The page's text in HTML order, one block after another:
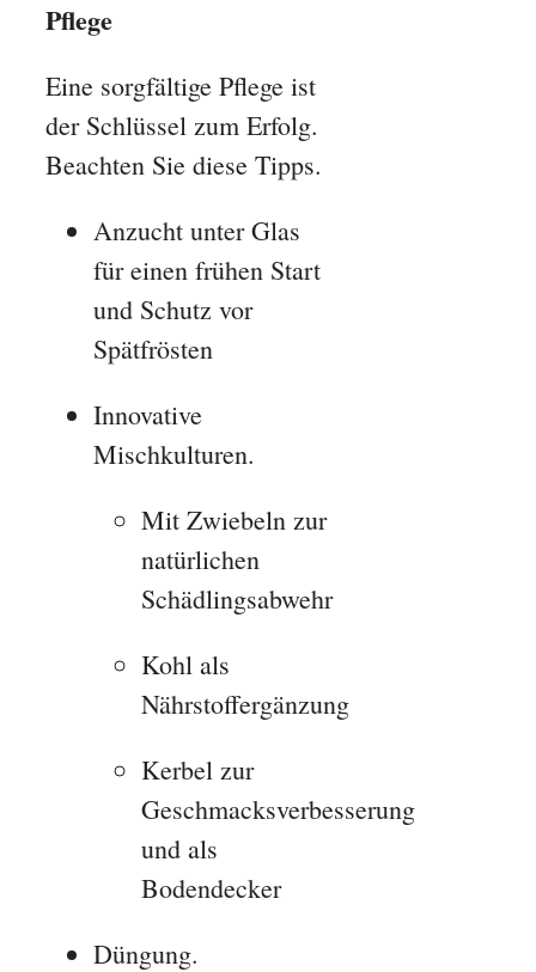
Pflege
Eine sorgfältige Pflege ist
der Schlüssel zum Erfolg.
Beachten Sie diese Tipps.
Anzucht unter Glas
für einen frühen Start
und Schutz vor
Spätfrösten
Innovative
Mischkulturen.
Mit Zwiebeln zur
natürlichen
Schädlingsabwehr
Kohl als
Nährstoffergänzung
Kerbel zur
Geschmacksverbesserung
und als
Bodendecker
Düngung.